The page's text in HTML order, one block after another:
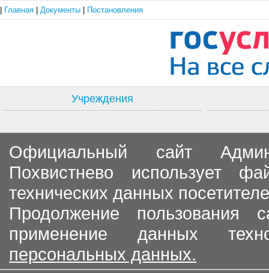
Главная Документы Постановления
Учреждения
Официальный сайт
Похвистнево использует
технических данных
Продолжение пользования
применение данных
персональных данных.